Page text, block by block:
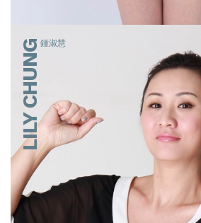
鍾淑慧
LILY CHUNG